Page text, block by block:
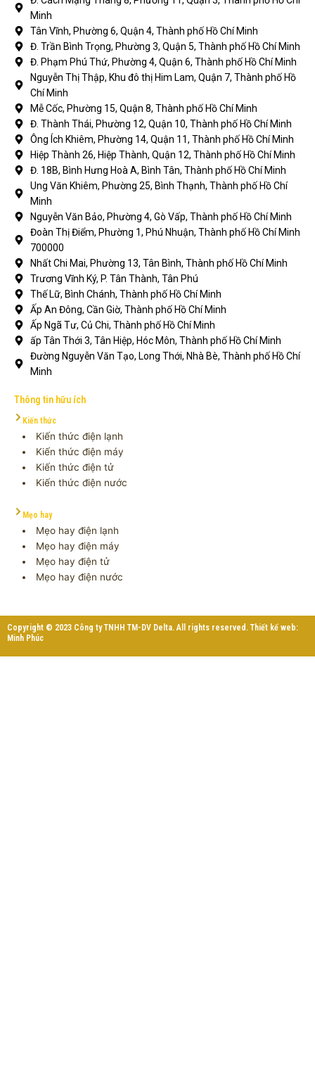
Minh
Tân Vĩnh, Phường 6, Quận 4, Thành phố Hồ Chí Minh
Đ. Trần Bình Trọng, Phường 3, Quận 5, Thành phố Hồ Chí Minh
Đ. Phạm Phú Thứ, Phường 4, Quận 6, Thành phố Hồ Chí Minh
Nguyễn Thị Thập, Khu đô thị Him Lam, Quận 7, Thành phố Hồ
Chí Minh
Mễ Cốc, Phường 15, Quận 8, Thành phố Hồ Chí Minh
Đ. Thành Thái, Phường 12, Quận 10, Thành phố Hồ Chí Minh
Ông Ích Khiêm, Phường 14, Quận 11, Thành phố Hồ Chí Minh
Hiệp Thành 26, Hiệp Thành, Quận 12, Thành phố Hồ Chí Minh
Đ. 18B, Bình Hưng Hoà A, Bình Tân, Thành phố Hồ Chí Minh
Ung Văn Khiêm, Phường 25, Bình Thạnh, Thành phố Hồ Chí
Minh
Nguyễn Văn Bảo, Phường 4, Gò Vấp, Thành phố Hồ Chí Minh
Đoàn Thị Điểm, Phường 1, Phú Nhuận, Thành phố Hồ Chí Minh
700000
Nhất Chi Mai, Phường 13, Tân Bình, Thành phố Hồ Chí Minh
Trương Vĩnh Ký, P. Tân Thành, Tân Phú
Thế Lữ, Bình Chánh, Thành phố Hồ Chí Minh
Ấp An Đông, Cần Giờ, Thành phố Hồ Chí Minh
Ấp Ngã Tư, Củ Chi, Thành phố Hồ Chí Minh
ấp Tân Thới 3, Tân Hiệp, Hóc Môn, Thành phố Hồ Chí Minh
Đường Nguyễn Văn Tạo, Long Thới, Nhà Bè, Thành phố Hồ Chí
Minh
Thông tin hữu ích
Kiến thức
Kiến thức điện lạnh
Kiến thức điện máy
Kiến thức điện tử
Kiến thức điện nước
Mẹo hay
Mẹo hay điện lạnh
Mẹo hay điện máy
Mẹo hay điện tử
Mẹo hay điện nước
Copyright © 2023 Công ty TNHH TM-DV Delta. All rights reserved. Thiết kế web:
Minh Phúc